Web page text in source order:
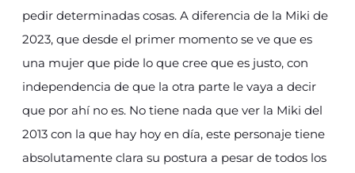
pedir determinadas cosas. A diferencia de la Miki de
2023, que desde el primer momento se ve que es
una mujer que pide lo que cree que es justo, con
independencia de que la otra parte le vaya a decir
que por ahí no es. No tiene nada que ver la Miki del
2013 con la que hay hoy en día, este personaje tiene
absolutamente clara su postura a pesar de todos los